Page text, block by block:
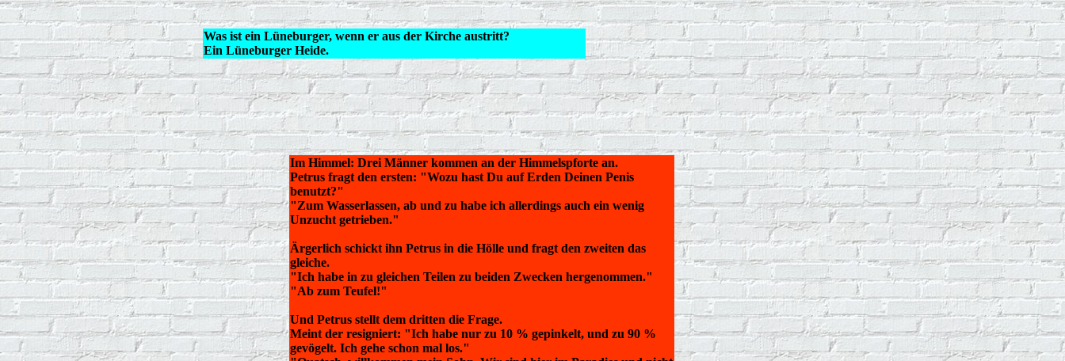
Was ist ein Lüneburger, wenn er aus der Kirche austritt?
Ein Lüneburger Heide.
Im Himmel: Drei Männer kommen an der Himmelspforte an.
Petrus fragt den ersten: "Wozu hast Du auf Erden Deinen Penis
benutzt?"
"Zum Wasserlassen, ab und zu habe ich allerdings auch ein wenig
Unzucht getrieben."
Ärgerlich schickt ihn Petrus in die Hölle und fragt den zweiten das
gleiche.
"Ich habe in zu gleichen Teilen zu beiden Zwecken hergenommen."
"Ab zum Teufel!"
Und Petrus stellt dem dritten die Frage.
Meint der resigniert: "Ich habe nur zu 10 % gepinkelt, und zu 90 %
gevögelt. Ich gehe schon mal los."